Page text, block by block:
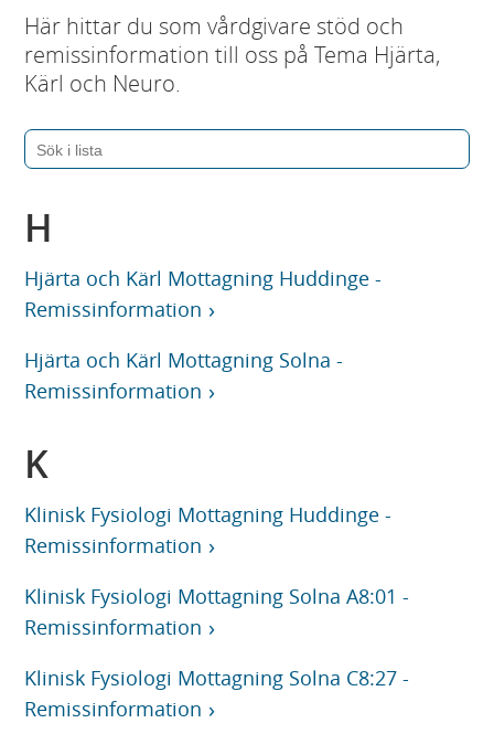
Här hittar du som vårdgivare stöd och
remissinformation till oss på Tema Hjärta,
Kärl och Neuro.
H
Hjärta och Kärl Mottagning Huddinge -
Remissinformation
Hjärta och Kärl Mottagning Solna -
Remissinformation
K
Klinisk Fysiologi Mottagning Huddinge -
Remissinformation
Klinisk Fysiologi Mottagning Solna A8:01 -
Remissinformation
Klinisk Fysiologi Mottagning Solna C8:27 -
Remissinformation